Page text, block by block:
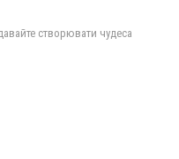
створювати чудеса